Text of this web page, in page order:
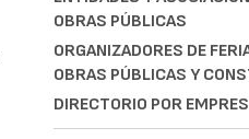
OBRAS PÚBLICAS
ORGANIZADORES DE
OBRAS PÚBLICAS Y
DIRECTORIO POR